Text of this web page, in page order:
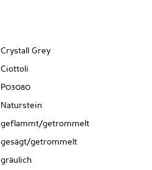
Crystall Grey
Ciottoli
P03080
Naturstein
geflammt/getrommelt
gesägt/getrommelt
gräulich